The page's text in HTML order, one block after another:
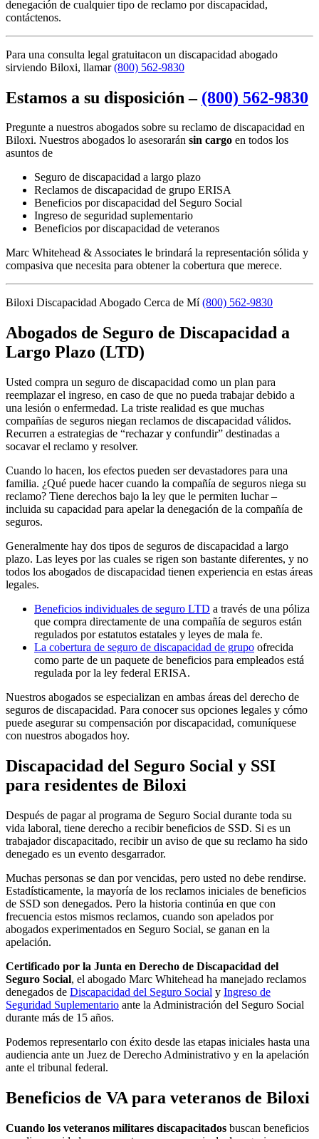
denegación de cualquier tipo de reclamo por discapacidad,
contáctenos.
Para una consulta legal gratuitacon un discapacidad abogado
sirviendo Biloxi, llamar(800) 562-9830
Estamos a su disposición – (800) 562-9830
Pregunte a nuestros abogados sobre su reclamo de discapacidad en
Biloxi. Nuestros abogados lo asesorarán sin cargo en todos los
asuntos de
Seguro de discapacidad a largo plazo
Reclamos de discapacidad de grupo ERISA
Beneficios por discapacidad del Seguro Social
Ingreso de seguridad suplementario
Beneficios por discapacidad de veteranos
Marc Whitehead & Associates le brindará la representación sólida y
compasiva que necesita para obtener la cobertura que merece.
Biloxi Discapacidad Abogado Cerca de Mí (800) 562-9830
Abogados de Seguro de Discapacidad a
Largo Plazo (LTD)
Usted compra un seguro de discapacidad como un plan para
reemplazar el ingreso, en caso de que no pueda trabajar debido a
una lesión o enfermedad. La triste realidad es que muchas
compañías de seguros niegan reclamos de discapacidad válidos.
Recurren a estrategias de “rechazar y confundir” destinadas a
socavar el reclamo y resolver.
Cuando lo hacen, los efectos pueden ser devastadores para una
familia. ¿Qué puede hacer cuando la compañía de seguros niega su
reclamo? Tiene derechos bajo la ley que le permiten luchar –
incluida su capacidad para apelar la denegación de la compañía de
seguros.
Generalmente hay dos tipos de seguros de discapacidad a largo
plazo. Las leyes por las cuales se rigen son bastante diferentes, y no
todos los abogados de discapacidad tienen experiencia en estas áreas
legales.
Beneficios individuales de seguro LTD a través de una póliza
que compra directamente de una compañía de seguros están
regulados por estatutos estatales y leyes de mala fe.
La cobertura de seguro de discapacidad de grupo ofrecida
como parte de un paquete de beneficios para empleados está
regulada por la ley federal ERISA.
Nuestros abogados se especializan en ambas áreas del derecho de
seguros de discapacidad. Para conocer sus opciones legales y cómo
puede asegurar su compensación por discapacidad, comuníquese
con nuestros abogados hoy.
Discapacidad del Seguro Social y SSI
para residentes de Biloxi
Después de pagar al programa de Seguro Social durante toda su
vida laboral, tiene derecho a recibir beneficios de SSD. Si es un
trabajador discapacitado, recibir un aviso de que su reclamo ha sido
denegado es un evento desgarrador.
Muchas personas se dan por vencidas, pero usted no debe rendirse.
Estadísticamente, la mayoría de los reclamos iniciales de beneficios
de SSD son denegados. Pero la historia continúa en que con
frecuencia estos mismos reclamos, cuando son apelados por
abogados experimentados en Seguro Social, se ganan en la
apelación.
Certificado por la Junta en Derecho de Discapacidad del
Seguro Social, el abogado Marc Whitehead ha manejado reclamos
denegados de Discapacidad del Seguro Social y Ingreso de
Seguridad Suplementario ante la Administración del Seguro Social
durante más de 15 años.
Podemos representarlo con éxito desde las etapas iniciales hasta una
audiencia ante un Juez de Derecho Administrativo y en la apelación
ante el tribunal federal.
Beneficios de VA para veteranos de Biloxi
Cuando los veteranos militares discapacitados buscan beneficios